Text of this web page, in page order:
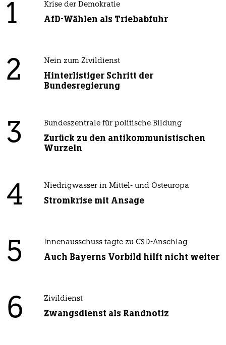
1 Krise der Demokratie
AfD-Wählen als Triebabfuhr
2 Nein zum Zivildienst
Hinterlistiger Schritt der
Bundesregierung
3 Bundeszentrale für politische Bildung
Zurück zu den antikommunistischen
Wurzeln
4 Niedrigwasser in Mittel- und Osteuropa
Stromkrise mit Ansage
5 Innenausschuss tagte zu CSD-Anschlag
Auch Bayerns Vorbild hilft nicht weiter
6 Zivildienst
Zwangsdienst als Randnotiz